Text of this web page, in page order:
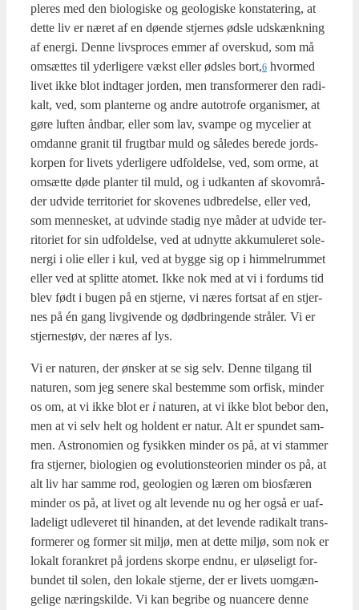
ple­res med den bio­lo­gi­ske og geo­lo­gi­ske kon­sta­te­ring, at
det­te liv er næret af en døen­de stjer­nes øds­le udskænk­ning
af ener­gi. Den­ne livs­pro­ces emmer af over­skud, som må
omsæt­tes til yder­li­ge­re vækst eller øds­les bort,6 hvor­med
livet ikke blot ind­ta­ger jor­den, men trans­for­me­rer den radi­
kalt, ved, som plan­ter­ne og andre auto­tro­fe orga­nis­mer, at
gøre luf­ten ånd­bar, eller som lav, svam­pe og myce­li­er at
omdan­ne gra­nit til frugt­bar muld og såle­des bere­de jord­s­
kor­pen for livets yder­li­ge­re udfol­del­se, ved, som orme, at
omsæt­te døde plan­ter til muld, og i udkan­ten af skov­om­rå­
der udvi­de ter­ri­to­ri­et for sko­ve­nes udbre­del­se, eller ved,
som men­ne­sket, at udvin­de sta­dig nye måder at udvi­de ter­
ri­to­ri­et for sin udfol­del­se, ved at udnyt­te akku­mu­le­ret sole­
ner­gi i olie eller i kul, ved at byg­ge sig op i him­mel­rum­met
eller ved at split­te ato­met. Ikke nok med at vi i for­dums tid
blev født i bugen på en stjer­ne, vi næres fort­sat af en stjer­
nes på én gang liv­gi­ven­de og død­brin­gen­de strå­ler. Vi er
stjer­ne­støv, der næres af lys.
Vi er natu­ren, der ønsker at se sig selv. Den­ne til­gang til
natu­ren, som jeg sene­re skal bestem­me som orfisk, min­der
os om, at vi ikke blot er i natu­ren, at vi ikke blot bebor den,
men at vi selv helt og hol­dent er natur. Alt er spun­det sam­
men. Astro­no­mi­en og fysik­ken min­der os på, at vi stam­mer
fra stjer­ner, bio­lo­gi­en og evo­lu­tions­te­o­ri­en min­der os på, at
alt liv har sam­me rod, geo­lo­gi­en og læren om bios­fæ­ren
min­der os på, at livet og alt leven­de nu og her også er uaf­
la­de­ligt udle­ve­ret til hin­an­den, at det leven­de radi­kalt trans­
for­me­rer og for­mer sit mil­jø, men at det­te mil­jø, som nok er
lokalt for­ank­ret på jor­dens skor­pe end­nu, er ulø­se­ligt for­
bun­det til solen, den loka­le stjer­ne, der er livets uom­gæn­
ge­li­ge nærings­kil­de. Vi kan begri­be og nuan­ce­re den­ne